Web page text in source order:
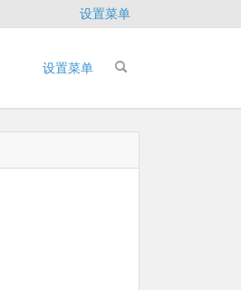
设置菜单
设置菜单